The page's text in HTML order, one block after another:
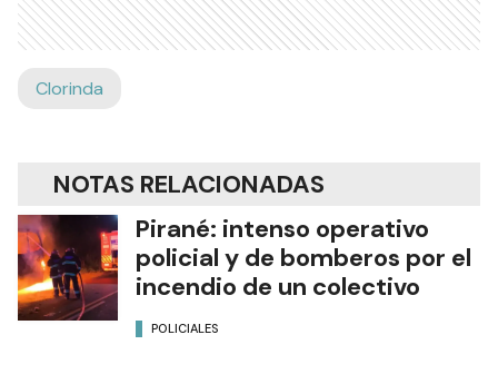
Clorinda
NOTAS RELACIONADAS
Pirané: intenso operativo
policial y de bomberos por el
incendio de un colectivo
POLICIALES